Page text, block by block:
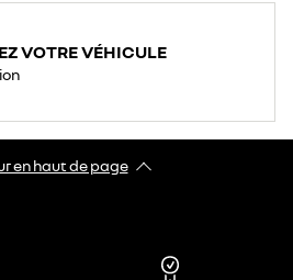
VOTRE VÉHICULE
en haut de page​